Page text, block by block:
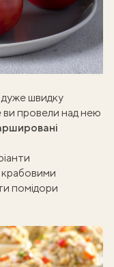
швидку
ви провели над нею
крабовими
помідори